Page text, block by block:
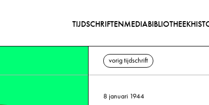
TIJDSCHRIFTENMEDIABIBLIOTHEEK
vorig tijdschrift
8 januari 1944